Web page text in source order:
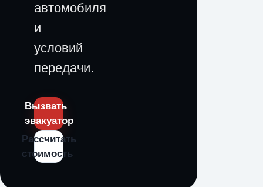
автомобиля
и
условий
передачи.
Вызвать
эвакуатор
Рассчитать
стоимость